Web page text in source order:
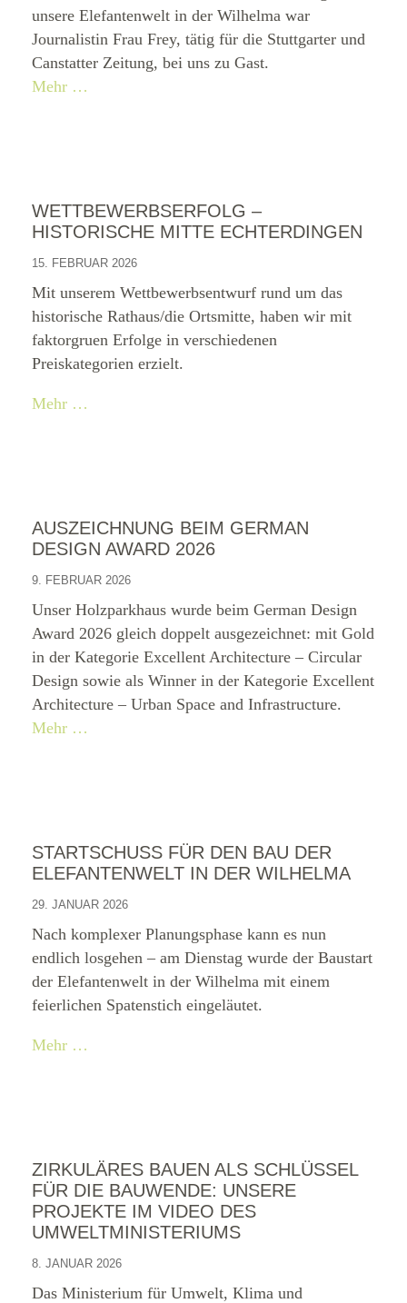
unsere Elefantenwelt in der Wilhelma war
Journalistin Frau Frey, tätig für die Stuttgarter und
Canstatter Zeitung, bei uns zu Gast.
Mehr …
WETTBEWERBSERFOLG –
HISTORISCHE MITTE ECHTERDINGEN
15. FEBRUAR 2026
Mit unserem Wettbewerbsentwurf rund um das
historische Rathaus/die Ortsmitte, haben wir mit
faktorgruen Erfolge in verschiedenen
Preiskategorien erzielt.
Mehr …
AUSZEICHNUNG BEIM GERMAN
DESIGN AWARD 2026
9. FEBRUAR 2026
Unser Holzparkhaus wurde beim German Design
Award 2026 gleich doppelt ausgezeichnet: mit Gold
in der Kategorie Excellent Architecture – Circular
Design sowie als Winner in der Kategorie Excellent
Architecture – Urban Space and Infrastructure.
Mehr …
STARTSCHUSS FÜR DEN BAU DER
ELEFANTENWELT IN DER WILHELMA
29. JANUAR 2026
Nach komplexer Planungsphase kann es nun
endlich losgehen – am Dienstag wurde der Baustart
der Elefantenwelt in der Wilhelma mit einem
feierlichen Spatenstich eingeläutet.
Mehr …
ZIRKULÄRES BAUEN ALS SCHLÜSSEL
FÜR DIE BAUWENDE: UNSERE
PROJEKTE IM VIDEO DES
UMWELTMINISTERIUMS
8. JANUAR 2026
Das Ministerium für Umwelt, Klima und